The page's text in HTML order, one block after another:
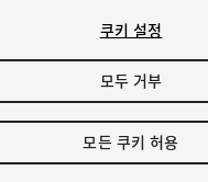
제 시 반영됩니다.
쿠키 설정
모두 거부
모든 쿠키 허용